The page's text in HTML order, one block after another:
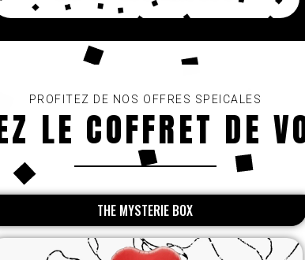
PROFITEZ DE NOS OFFRES SPEICALES
LE COFFRET DE
THE MYSTERIE BOX